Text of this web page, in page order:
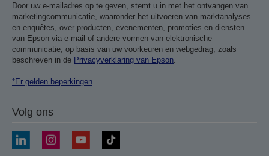
Door uw e-mailadres op te geven, stemt u in met het ontvangen van
marketingcommunicatie, waaronder het uitvoeren van marktanalyses
en enquêtes, over producten, evenementen, promoties en diensten
van Epson via e-mail of andere vormen van elektronische
communicatie, op basis van uw voorkeuren en webgedrag, zoals
beschreven in de Privacyverklaring van Epson
*Er gelden beperkingen
Volg ons